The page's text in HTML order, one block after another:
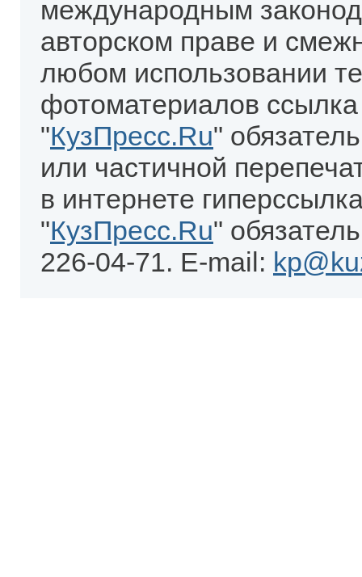
международным
авторском праве и
любом использовании
фотоматериалов
"КузПресс.Ru"
или частичной
в интернете
"КузПресс.Ru"
226-04-71. E-mail: